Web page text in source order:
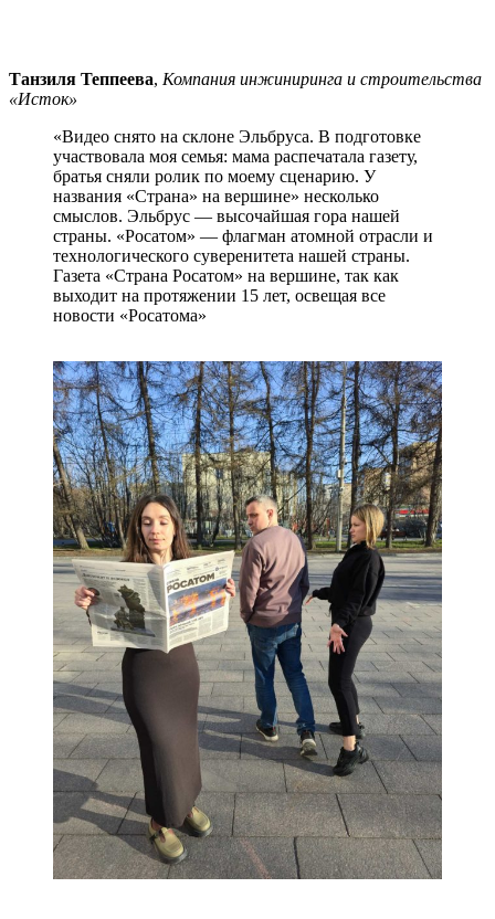
Танзиля Теппеева, Компания инжиниринга и строительства
«Исток»
«Видео снято на склоне Эльбруса. В подготовке
участвовала моя семья: мама распечатала газету,
братья сняли ролик по моему сценарию. У
названия «Страна» на вершине» несколько
смыслов. Эльбрус — высочайшая гора нашей
страны. «Росатом» — флагман атомной отрасли и
технологического суверенитета нашей страны.
Газета «Страна Росатом» на вершине, так как
выходит на протяжении 15 лет, освещая все
новости «Росатома»